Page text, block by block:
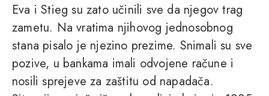
Eva i Stieg su zato učinili sve da njegov trag
zametu. Na vratima njihovog jednosobnog
stana pisalo je njezino prezime. Snimali su sve
pozive, u bankama imali odvojene račune i
nosili sprejeve za zaštitu od napadača.